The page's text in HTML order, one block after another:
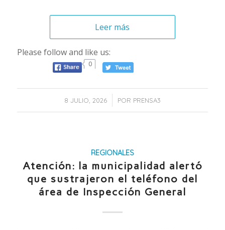
Leer más
Please follow and like us:
0
8 JULIO, 2026
/ POR PRENSA3
REGIONALES
Atención: la municipalidad alertó
que sustrajeron el teléfono del
área de Inspección General